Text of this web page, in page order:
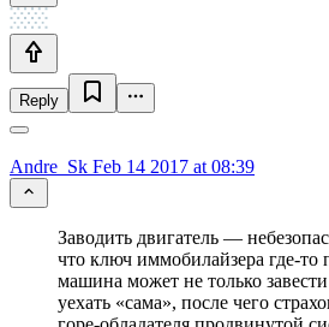
Reply
Andre_Sk Feb 14 2017 at 08:39
Заводить двигатель —
что ключ иммобилайзера где-то
машина может не только
уехать «сама», после чего